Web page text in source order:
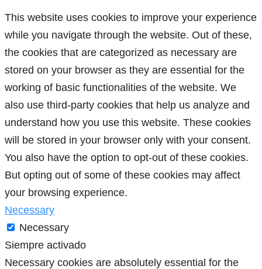
This website uses cookies to improve your experience
while you navigate through the website. Out of these,
the cookies that are categorized as necessary are
stored on your browser as they are essential for the
working of basic functionalities of the website. We
also use third-party cookies that help us analyze and
understand how you use this website. These cookies
will be stored in your browser only with your consent.
You also have the option to opt-out of these cookies.
But opting out of some of these cookies may affect
your browsing experience.
Necessary
Necessary
Siempre activado
Necessary cookies are absolutely essential for the